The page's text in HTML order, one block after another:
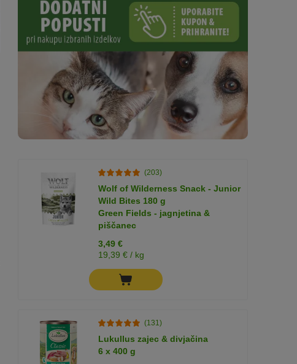
(203)
Wolf of Wilderness Snack - Junior
Wild Bites 180 g
Green Fields - jagnjetina &
piščanec
3,49 €
19,39 € / kg
(131)
Lukullus zajec & divjačina
6 x 400 g